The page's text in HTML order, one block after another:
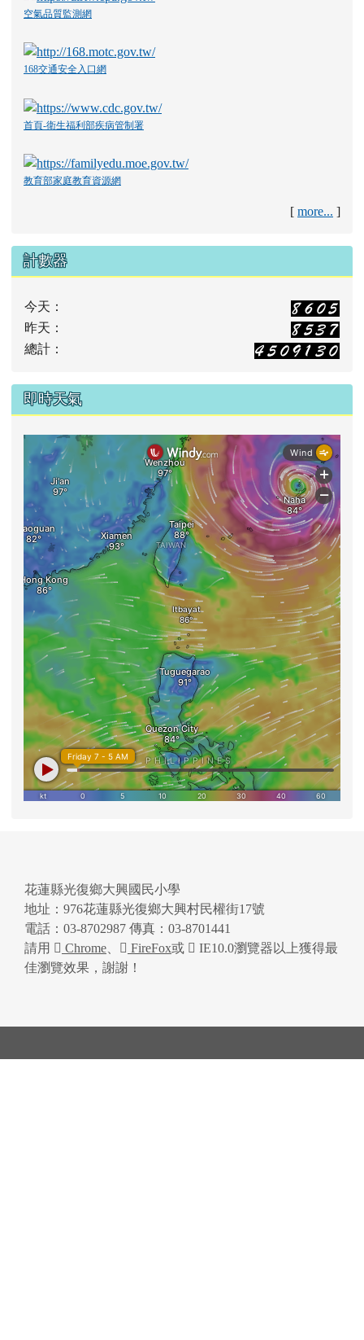
空氣品質監測網
168交通安全入口網
首頁-衛生福利部疾病管制署
教育部家庭教育資源網
[ more... ]
計數器
今天：
昨天：
總計：
即時天氣
花蓮縣光復鄉大興國民小學
地址：976花蓮縣光復鄉大興村民權街17號
電話：03-8702987 傳真：03-8701441
請用
Chrome FireFox或
IE10.0瀏覽器以上獲得最
佳瀏覽效果，謝謝！